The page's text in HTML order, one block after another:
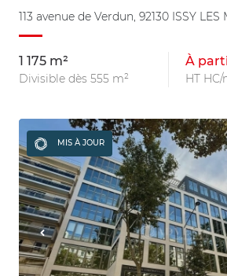
113 avenue de Verdun, 92130 ISSY LES
1 175 m²
Divisible dès 555 m²
À
HT HC/
MIS À JOUR